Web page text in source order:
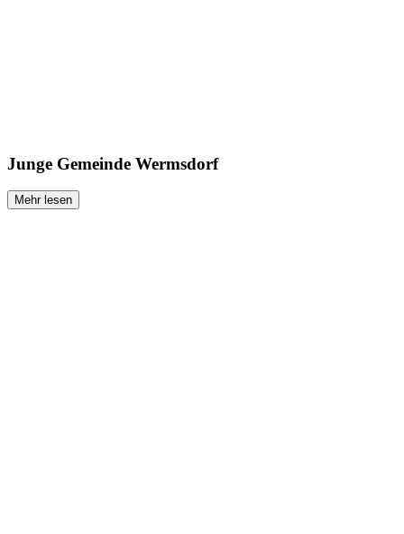
Junge Gemeinde Wermsdorf
Mehr lesen